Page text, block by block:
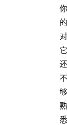
你
的
对
它
还
不
够
熟
悉